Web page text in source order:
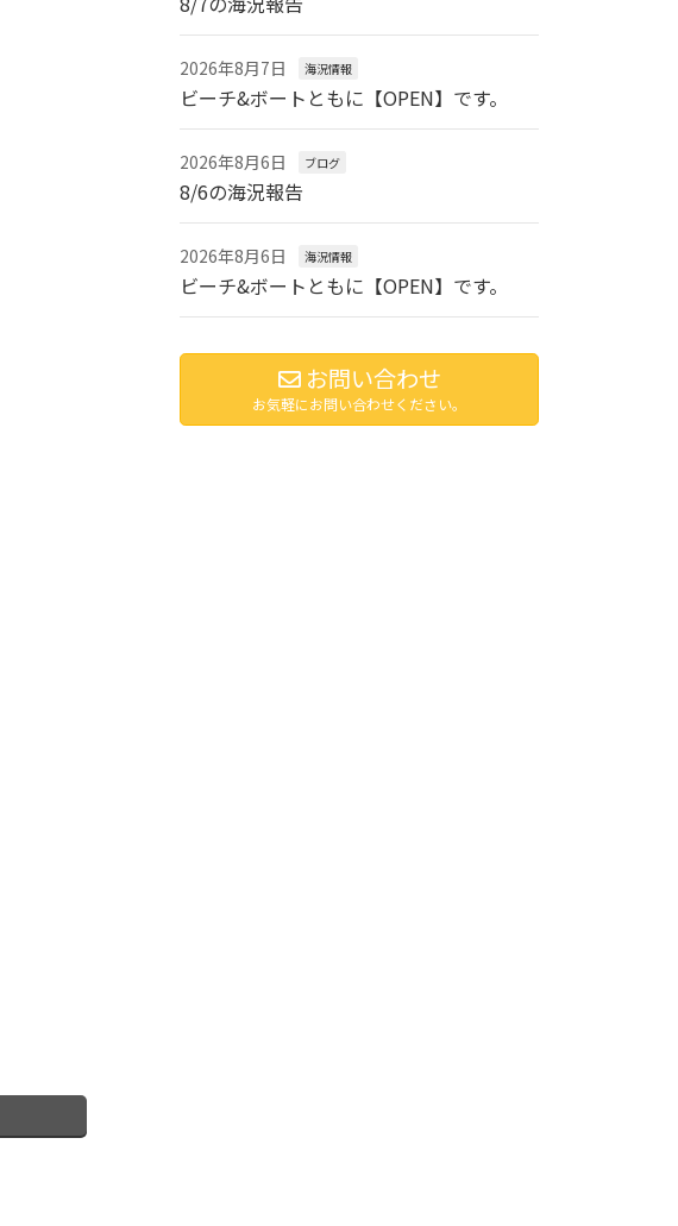
2026年8月7日 海況情報
ビーチ&ボートともに【OPEN】です。
2026年8月6日 ブログ
8/6の海況報告
2026年8月6日 海況情報
ビーチ&ボートともに【OPEN】です。
お問い合わせ
お気軽にお問い合わせください。